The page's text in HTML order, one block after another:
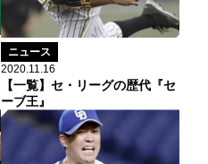
ニュース
2020.11.16
【一覧】セ・リーグの歴代『セ
ーブ王』